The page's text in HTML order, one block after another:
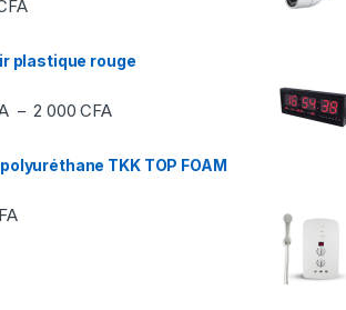
plastique rouge
– 2 000CFAPlage de prix : 1 000 CFA à 2
TKK TOP FOAM